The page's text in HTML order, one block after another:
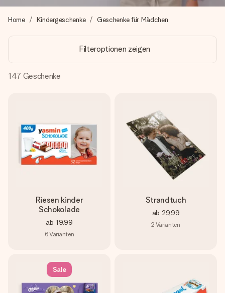
+49 39292 929695
Montag - Freitag : 8:30 - 17:00 Uhr
Samstag - Sonntag : 8:30 - 13:00 Uhr
Home Kindergeschenke Geschenke für Mädchen
Filteroptionen zeigen
147 Geschenke
Riesen kinder
Schokolade
ab 19,99
6Varianten
Strandtuch
ab 29,99
2 Varianten
Sale